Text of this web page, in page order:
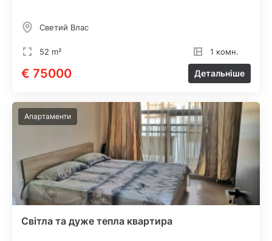
Светий Влас
52 m² 1 комн.
€ 75000 Детальніше
Апартаменти
Світла та дуже тепла квартира